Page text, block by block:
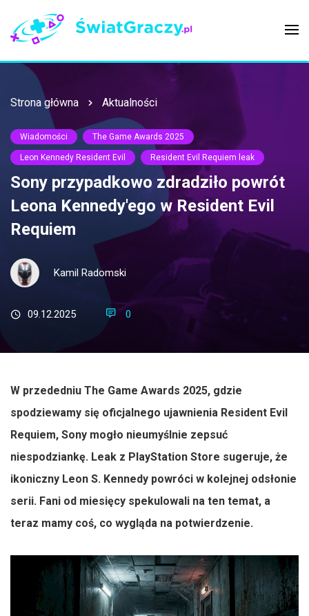
Strona główna Aktualności
Wiadomości The Game Awards 2025
Leon Kennedy Resident Evil Resident Evil Requiem leak
Sony przypadkowo zdradziło powrót
Leona Kennedy'ego w Resident Evil
Requiem
Kamil Radomski
09.12.2025 0
W przededniu The Game Awards 2025, gdzie
spodziewamy się oficjalnego ujawnienia Resident Evil
Requiem, Sony mogło nieumyślnie zepsuć
niespodziankę. Leak z PlayStation Store sugeruje, że
ikoniczny Leon S. Kennedy powróci w kolejnej odsłonie
serii. Fani od miesięcy spekulowali na ten temat, a
teraz mamy coś, co wygląda na potwierdzenie.